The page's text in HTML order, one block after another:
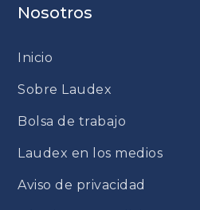
Nosotros
Inicio
Sobre Laudex
Bolsa de trabajo
Laudex en los medios
Aviso de privacidad